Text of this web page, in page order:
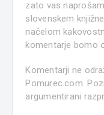
zato vas
slovenskem
načelom
komentarje bomo
Komentarji ne
Pomurec.com.
argumentirani